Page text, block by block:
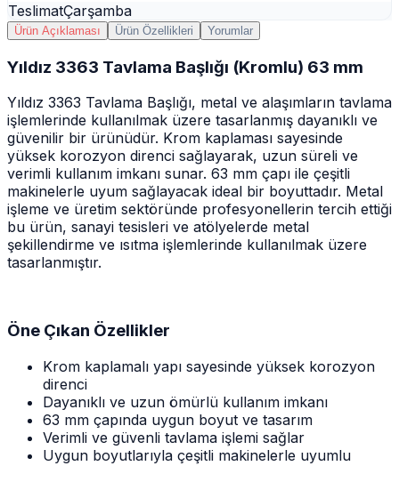
TeslimatÇarşamba
Ürün Açıklaması Ürün Özellikleri Yorumlar
Yıldız 3363 Tavlama Başlığı (Kromlu) 63 mm
Yıldız 3363 Tavlama Başlığı, metal ve alaşımların tavlama
işlemlerinde kullanılmak üzere tasarlanmış dayanıklı ve
güvenilir bir ürünüdür. Krom kaplaması sayesinde
yüksek korozyon direnci sağlayarak, uzun süreli ve
verimli kullanım imkanı sunar. 63 mm çapı ile çeşitli
makinelerle uyum sağlayacak ideal bir boyuttadır. Metal
işleme ve üretim sektöründe profesyonellerin tercih ettiği
bu ürün, sanayi tesisleri ve atölyelerde metal
şekillendirme ve ısıtma işlemlerinde kullanılmak üzere
tasarlanmıştır.
Öne Çıkan Özellikler
Krom kaplamalı yapı sayesinde yüksek korozyon
direnci
Dayanıklı ve uzun ömürlü kullanım imkanı
63 mm çapında uygun boyut ve tasarım
Verimli ve güvenli tavlama işlemi sağlar
Uygun boyutlarıyla çeşitli makinelerle uyumlu